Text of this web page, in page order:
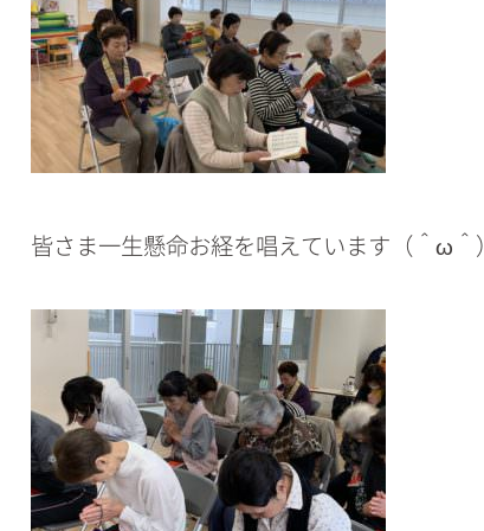
皆さま一生懸命お経を唱えています（＾ω＾）